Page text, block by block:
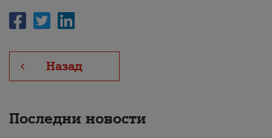
Назад
Последни новости